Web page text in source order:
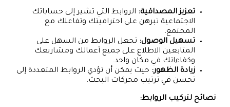
تعزيز المصداقية: الروابط التي تشير إلى حساباتك
الاجتماعية تبرهن على احترافيتك وتفاعلك مع
المجتمع.
تسهيل الوصول: تجعل الروابط من السهل على
المتابعين الاطلاع على جميع أعمالك ومشاريعك
وكفاءاتك في مكان واحد.
زيادة الظهور: حيث يمكن أن تؤدي الروابط المتعددة إلى
تحسن في ترتيب محركات البحث.
نصائح لتركيب الروابط: